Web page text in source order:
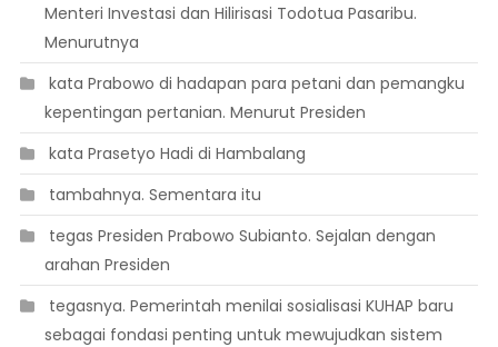
Menteri Investasi dan Hilirisasi Todotua Pasaribu.
Menurutnya
 kata Prabowo di hadapan para petani dan pemangku
kepentingan pertanian. Menurut Presiden
 kata Prasetyo Hadi di Hambalang
 tambahnya. Sementara itu
 tegas Presiden Prabowo Subianto. Sejalan dengan
arahan Presiden
 tegasnya. Pemerintah menilai sosialisasi KUHAP baru
sebagai fondasi penting untuk mewujudkan sistem